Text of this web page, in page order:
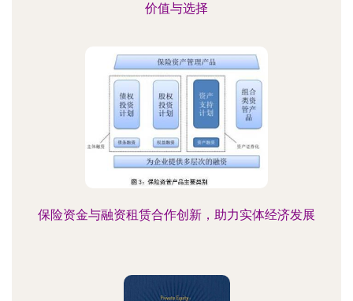
价值与选择
保险资金与融资租赁合作创新，助力实体经济发展